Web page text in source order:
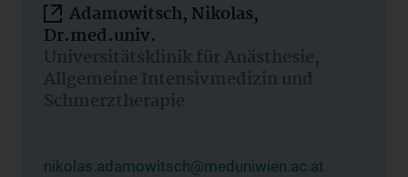
Adamowitsch, Nikolas,
Dr.med.univ.
Universitätsklinik für Anästhesie,
Allgemeine Intensivmedizin und
Schmerztherapie
nikolas.adamowitsch@meduniwien.ac.at